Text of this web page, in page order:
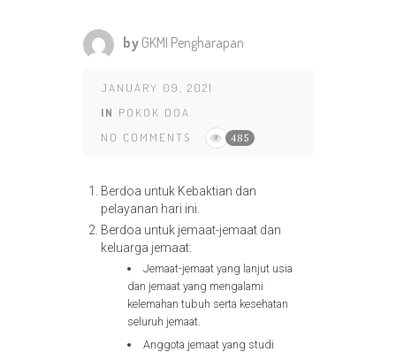
by GKMI Pengharapan
JANUARY 09, 2021
IN POKOK DOA
NO COMMENTS
485
Berdoa untuk Kebaktian dan
pelayanan hari ini.
Berdoa untuk jemaat-jemaat dan
keluarga jemaat:
Jemaat-jemaat yang lanjut usia
dan jemaat yang mengalami
kelemahan tubuh serta kesehatan
seluruh jemaat.
Anggota jemaat yang studi